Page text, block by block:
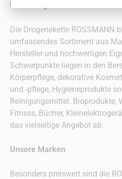
Unser Angebot für Sie
Die Drogeriekette ROSSMANN
umfassendes Sortiment aus
Hersteller und hochwertigen
Schwerpunkte liegen in den
Körperpflege, dekorative
und -pflege, Hygieneprodukte
Reinigungsmittel. Bioprodukte,
Fitness, Bücher,
das vielseitige Angebot ab.
Unsere Marken
Besonders preiswert sind die